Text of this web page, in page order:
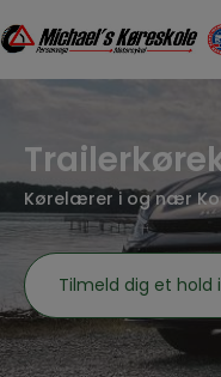
til
indholdet
Kørelærer i og nær
Tilmeld dig et hold i